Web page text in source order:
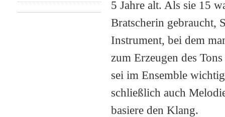
5 Jahre alt. Als sie 15
Bratscherin gebraucht,
Instrument, bei dem
zum Erzeugen des
sei im Ensemble
schließlich auch
basiere den Klang.